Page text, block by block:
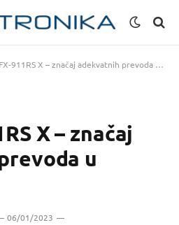
911RS X – značaj adekvatnih prevoda u učilima
X – značaj
u
06/01/2023